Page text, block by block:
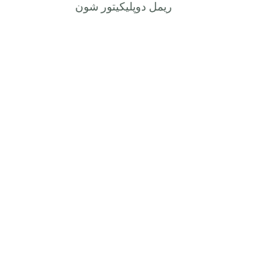
ریمل دوپلیکیتور شون